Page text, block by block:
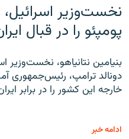
نخست‌وزیر
پومپئو را در قبال
بنیامین نتانیاهو، نخست‌وزیر
دونالد ترامپ، رئیس‌جمهوری
خارجه این کشور را در برابر
ادامه خبر